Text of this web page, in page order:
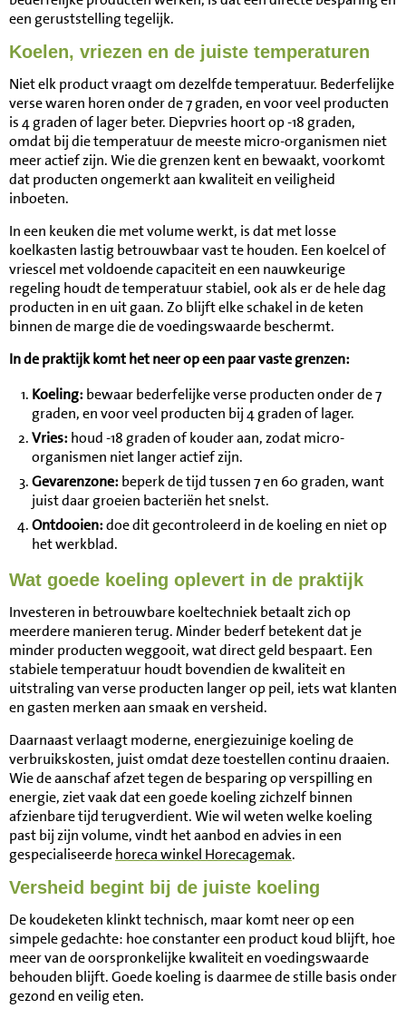
een geruststelling tegelijk.
Koelen, vriezen en de juiste temperaturen
Niet elk product vraagt om dezelfde temperatuur. Bederfelijke
verse waren horen onder de 7 graden, en voor veel producten
is 4 graden of lager beter. Diepvries hoort op -18 graden,
omdat bij die temperatuur de meeste micro-organismen niet
meer actief zijn. Wie die grenzen kent en bewaakt, voorkomt
dat producten ongemerkt aan kwaliteit en veiligheid
inboeten.
In een keuken die met volume werkt, is dat met losse
koelkasten lastig betrouwbaar vast te houden. Een koelcel of
vriescel met voldoende capaciteit en een nauwkeurige
regeling houdt de temperatuur stabiel, ook als er de hele dag
producten in en uit gaan. Zo blijft elke schakel in de keten
binnen de marge die de voedingswaarde beschermt.
In de praktijk komt het neer op een paar vaste grenzen:
Koeling:bewaar bederfelijke verse producten onder de 7
graden, en voor veel producten bij 4 graden of lager.
Vries:houd -18 graden of kouder aan, zodat micro-
organismen niet langer actief zijn.
Gevarenzone:beperk de tijd tussen 7 en 60 graden, want
juist daar groeien bacteriën het snelst.
Ontdooien:doe dit gecontroleerd in de koeling en niet op
het werkblad.
Wat goede koeling oplevert in de praktijk
Investeren in betrouwbare koeltechniek betaalt zich op
meerdere manieren terug. Minder bederf betekent dat je
minder producten weggooit, wat direct geld bespaart. Een
stabiele temperatuur houdt bovendien de kwaliteit en
uitstraling van verse producten langer op peil, iets wat klanten
en gasten merken aan smaak en versheid.
Daarnaast verlaagt moderne, energiezuinige koeling de
verbruikskosten, juist omdat deze toestellen continu draaien.
Wie de aanschaf afzet tegen de besparing op verspilling en
energie, ziet vaak dat een goede koeling zichzelf binnen
afzienbare tijd terugverdient. Wie wil weten welke koeling
past bij zijn volume, vindt het aanbod en advies in een
gespecialiseerdehoreca winkel Horecagemak.
Versheid begint bij de juiste koeling
De koudeketen klinkt technisch, maar komt neer op een
simpele gedachte: hoe constanter een product koud blijft, hoe
meer van de oorspronkelijke kwaliteit en voedingswaarde
behouden blijft. Goede koeling is daarmee de stille basis onder
gezond en veilig eten.